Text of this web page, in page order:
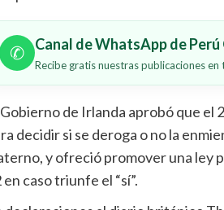
✆ Canal de WhatsApp de
Recibe gratis nuestras publicaciones en
Gobierno de Irlanda aprobó que el
decidir si se deroga o no la
y ofreció promover una ley
en caso triunfe el “sí”.